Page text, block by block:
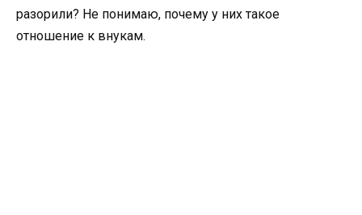
разорили? Не понимаю, почему у них такое
отношение к внукам.